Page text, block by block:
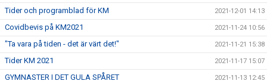
Tider och programblad för KM 2021-12-01 14:13
Covidbevis på KM2021 2021-11-24 10:56
"Ta vara på tiden - det är värt det!" 2021-11-21 15:38
Tider KM 2021 2021-11-17 15:07
GYMNASTER I DET GULA SPÅRET 2021-11-13 12:45